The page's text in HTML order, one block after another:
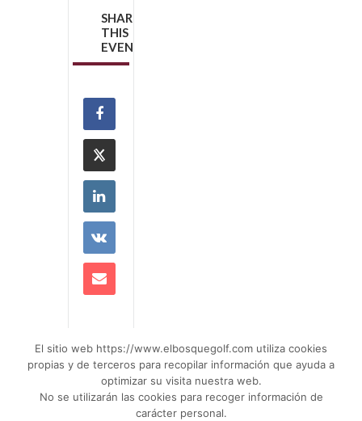
SHARE
THIS
EVENT
El sitio web https://www.elbosquegolf.com utiliza cookies
propias y de terceros para recopilar información que ayuda a
optimizar su visita nuestra web.
No se utilizarán las cookies para recoger información de
carácter personal.